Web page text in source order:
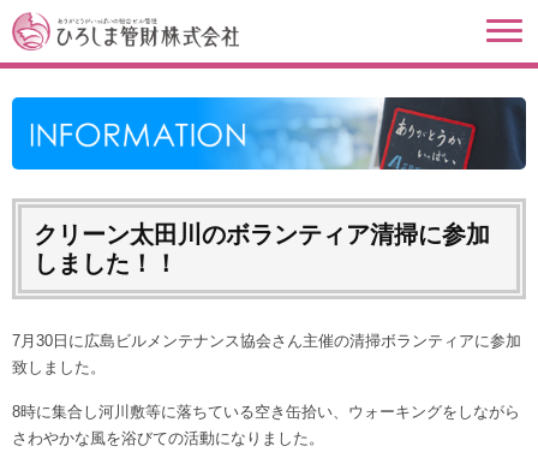
クリーン太田川のボランティア清掃に参加
しました！！
7月30日に広島ビルメンテナンス協会さん主催の清掃ボランティアに参加
致しました。
8時に集合し河川敷等に落ちている空き缶拾い、ウォーキングをしながら
さわやかな風を浴びての活動になりました。